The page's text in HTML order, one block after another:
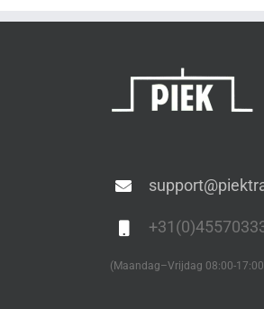
(Maandag–Vrijdag 08:00-